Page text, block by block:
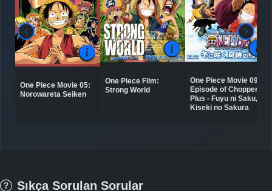
One Piece Movie 05:
Norowareta Seiken
One Piece Film:
Strong World
One Piece Movie 09:
Episode of Chopper
Plus - Fuyu ni Saku,
Kiseki no Sakura
Sıkça Sorulan Sorular